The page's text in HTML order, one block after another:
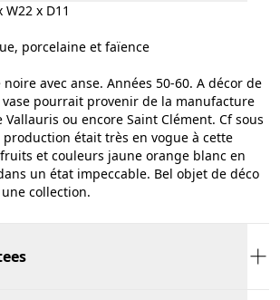
W22 x D11
porcelaine et faïence
avec anse. Années 50-60. A décor de
pourrait provenir de la manufacture
Vallauris ou encore Saint Clément. Cf sous
production était très en vogue à cette
et couleurs jaune orange blanc en
un état impeccable. Bel objet de déco
collection.